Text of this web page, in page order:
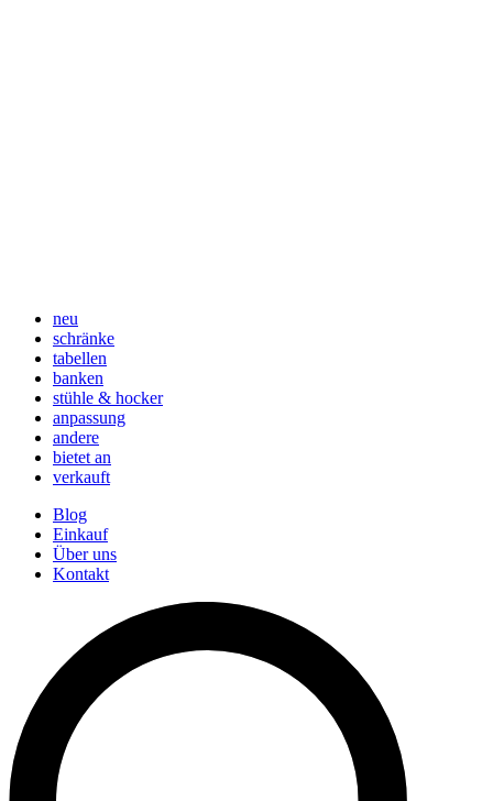
neu
schränke
tabellen
banken
stühle & hocker
anpassung
andere
bietet an
verkauft
Blog
Einkauf
Über uns
Kontakt